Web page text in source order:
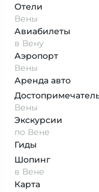
Отели
Вены
Авиабилеты
в Вену
Аэропорт
Вены
Аренда авто
Вены
Экскурсии
по Вене
Гиды
Шопинг
в Вене
Карта